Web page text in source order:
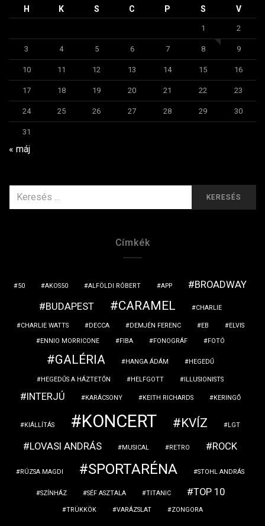
H K S C P S V
1 2
3 4 5 6 7 8 9
10 11 12 13 14 15 16
17 18 19 20 21 22 23
24 25 26 27 28 29 30
31
« máj
ERRE:
KERESÉS
Címkék
50 AKOS50 ALFÖLDI RÓBERT APP
BROADWAY
BUDAPEST
CARAMEL CHARLIE
CHARLIE WATTS DECCA DEMJÉN FERENC EB
ELVIS
ENNIO MORRICONE
FIBA FONOGRÁF FOTÓ
GALÉRIA HANGA ÁDÁM HEGEDŰ
HEGEDŰS A HÁZTETŐN HELFGOTT ILLUSIONISTS
INTERJÚ KARÁCSONY KEITH RICHARDS KERINGŐ
KIÁLLÍTÁS KONCERT KVÍZ LGT
LOVASI ANDRÁS MUSICAL RETRO ROCK
RÚZSA MAGDI SPORTARÉNA STOHL ANDRÁS
SZÍNHÁZ SÉF ASZTALA TITANIC TOP 10
TRÜKKÖK VARÁZSLAT ZONGORA